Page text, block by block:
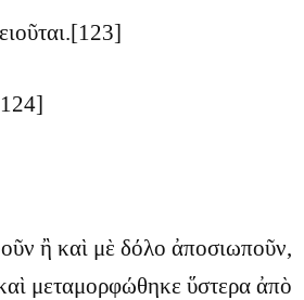
ἢ καὶ μὲ δόλο ἀποσιωποῦν,
μεταμορφώθηκε ὕστερα ἀπὸ